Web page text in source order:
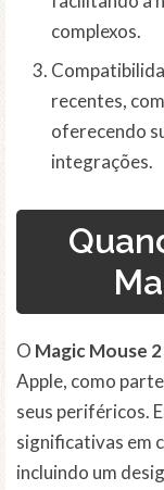
complexos.
recentes,
oferecendo
integrações.
O Magic Mouse 2
Apple, como
seus periféricos.
significativas em
incluindo um